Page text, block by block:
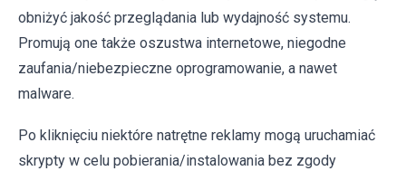
obniżyć jakość przeglądania lub wydajność systemu.
Promują one także oszustwa internetowe, niegodne
zaufania/niebezpieczne oprogramowanie, a nawet
malware.
Po kliknięciu niektóre natrętne reklamy mogą uruchamiać
skrypty w celu pobierania/instalowania bez zgody